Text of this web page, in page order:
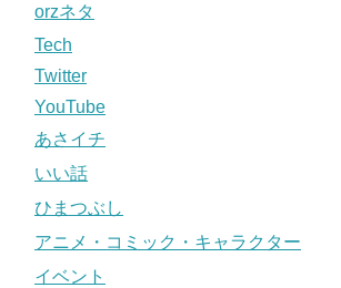
orzネタ
Tech
Twitter
YouTube
あさイチ
いい話
ひまつぶし
アニメ・コミック・キャラクター
イベント